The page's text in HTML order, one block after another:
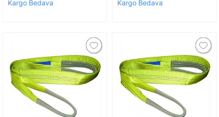
Kargo Bedava Kargo Bedava